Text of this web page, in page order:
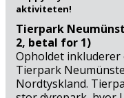
en af Lübecks
”Rotspon”, der er en
fremstilles i Lübeck.
anden ægte
ikonisk restaurant,
gamle Heiligen-
aktiviteten!
Tierpark
2, betal for 1)
Opholdet
Tierpark
Nordtyskland.